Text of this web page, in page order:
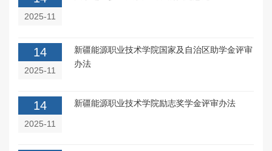
2025-11
14
2025-11
新疆能源职业技术学院国家及自治区助学金评审
办法
14
2025-11
新疆能源职业技术学院励志奖学金评审办法